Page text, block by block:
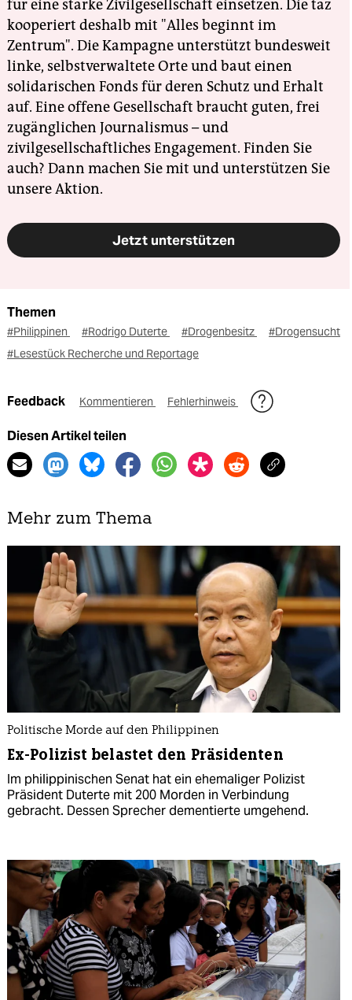
für eine starke Zivilgesellschaft einsetzen. Die taz
kooperiert deshalb mit "Alles beginnt im
Zentrum". Die Kampagne unterstützt bundesweit
linke, selbstverwaltete Orte und baut einen
solidarischen Fonds für deren Schutz und Erhalt
auf. Eine offene Gesellschaft braucht guten, frei
zugänglichen Journalismus – und
zivilgesellschaftliches Engagement. Finden Sie
auch? Dann machen Sie mit und unterstützen Sie
unsere Aktion.
Jetzt unterstützen
Themen
#Philippinen #Rodrigo Duterte #Drogenbesitz
#Drogensucht
#Lesestück Recherche und Reportage
Feedback Kommentieren Fehlerhinweis
Diesen Artikel teilen
Mehr zum Thema
Politische Morde auf den Philippinen
Ex-Polizist belastet den Präsidenten
Im philippinischen Senat hat ein ehemaliger Polizist
Präsident Duterte mit 200 Morden in Verbindung
gebracht. Dessen Sprecher dementierte umgehend.